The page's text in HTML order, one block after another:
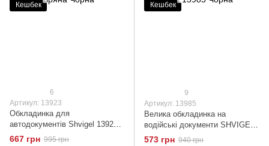
Кешбек
6
Артикул: 13923
Обкладинка для
автодокументів Shvigel 13923
шкіряна Чорна
667 грн 995 грн
Кешбек
9
Артикул: 13985
Велика обкладинка на
водійські документи SHVIGEL
13985 Чорна
573 грн 940 грн